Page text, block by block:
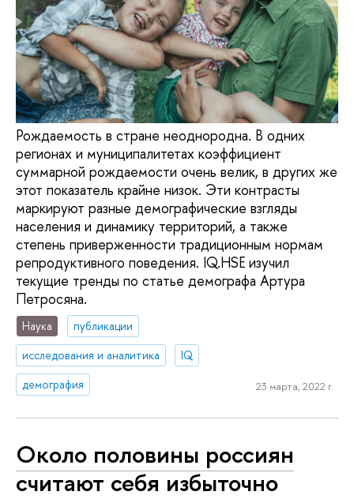
Рождаемость в стране неоднородна. В одних
регионах и муниципалитетах коэффициент
суммарной рождаемости очень велик, в других же
этот показатель крайне низок. Эти контрасты
маркируют разные демографические взгляды
населения и динамику территорий, а также
степень приверженности традиционным нормам
репродуктивного поведения. IQ.HSE изучил
текущие тренды по статье демографа Артура
Петросяна.
Наука
публикации
исследования и аналитика
IQ
демография
23 марта, 2022 г.
Около половины россиян
считают себя избыточно